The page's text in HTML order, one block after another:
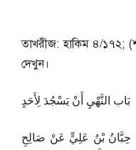
তাখরীজ: হাকিম ৪/১৭২;
দেখুন।
بَاب النَّهْيِ أَنْ يَسْجُدَ لِأَحَدٍ
حِبَّانُ بْنُ عَلِيٍّ عَنْ صَالِحِ